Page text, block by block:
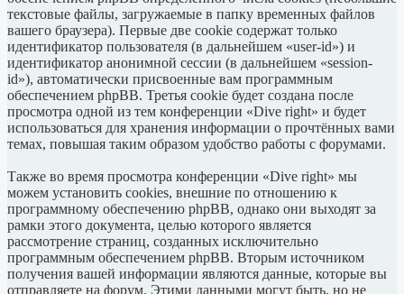
текстовые файлы, загружаемые в папку временных файлов
вашего браузера). Первые две cookie содержат только
идентификатор пользователя (в дальнейшем «user-id») и
идентификатор анонимной сессии (в дальнейшем «session-
id»), автоматически присвоенные вам программным
обеспечением phpBB. Третья cookie будет создана после
просмотра одной из тем конференции «Dive right» и будет
использоваться для хранения информации о прочтённых вами
темах, повышая таким образом удобство работы с форумами.
Также во время просмотра конференции «Dive right» мы
можем установить cookies, внешние по отношению к
программному обеспечению phpBB, однако они выходят за
рамки этого документа, целью которого является
рассмотрение страниц, созданных исключительно
программным обеспечением phpBB. Вторым источником
получения вашей информации являются данные, которые вы
отправляете на форум. Этими данными могут быть, но не